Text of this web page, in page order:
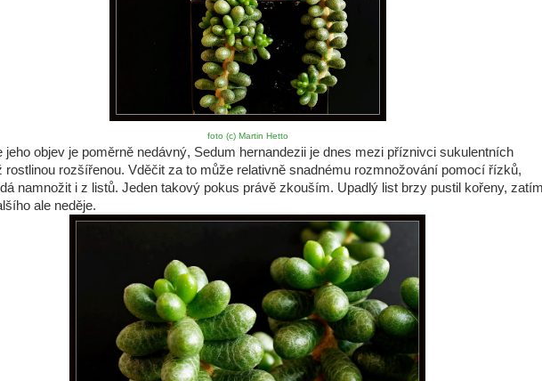
foto (c) Martin Hetto
jeho objev je poměrně nedávný, Sedum hernandezii je dnes mezi příznivci sukulentních
rostlinou rozšířenou. Vděčit za to může relativně snadnému rozmnožování pomocí řízků,
namnožit i z listů. Jeden takový pokus právě zkouším. Upadlý list brzy pustil kořeny, zatím
ale neděje.